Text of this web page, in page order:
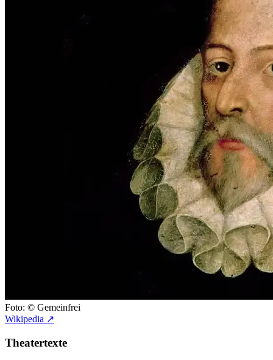
Foto: © Gemeinfrei
Wikipedia ↗
Theatertexte